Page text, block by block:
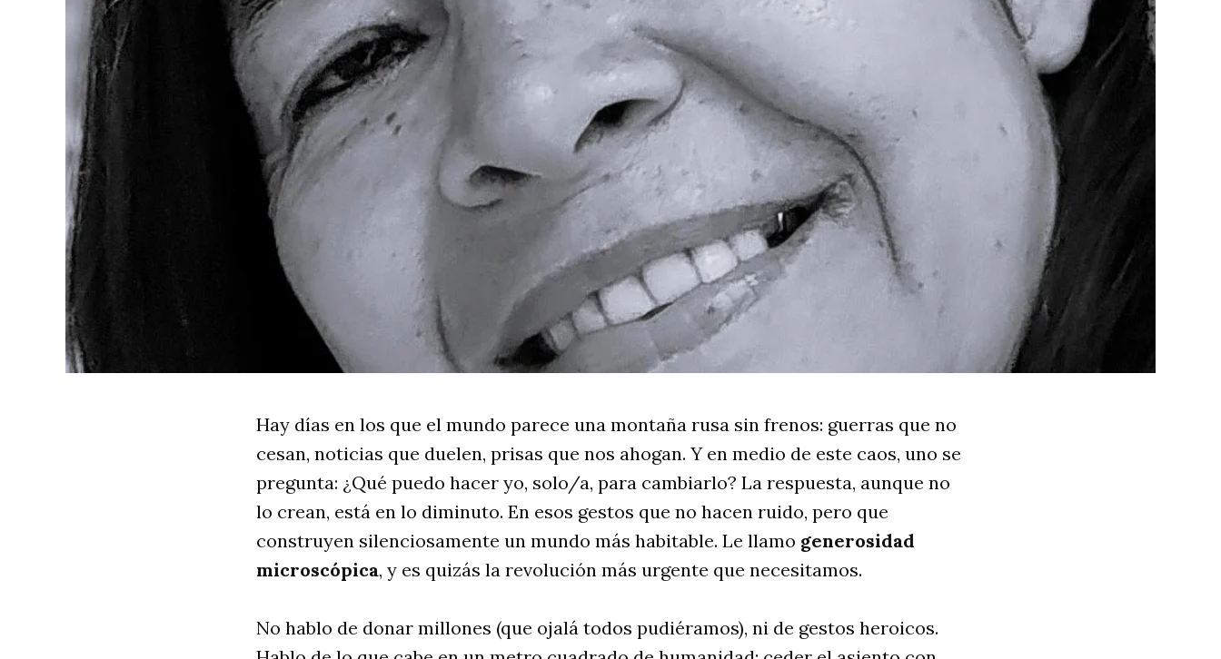
Hay días en los que el mundo parece una montaña rusa sin frenos: guerras que no
cesan, noticias que duelen, prisas que nos ahogan. Y en medio de este caos, uno se
pregunta: ¿Qué puedo hacer yo, solo/a, para cambiarlo? La respuesta, aunque no
lo crean, está en lo diminuto. En esos gestos que no hacen ruido, pero que
construyen silenciosamente un mundo más habitable. Le llamo generosidad
microscópica, y es quizás la revolución más urgente que necesitamos.
No hablo de donar millones (que ojalá todos pudiéramos), ni de gestos heroicos.